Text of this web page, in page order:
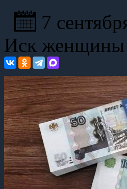
7
Иск женщины